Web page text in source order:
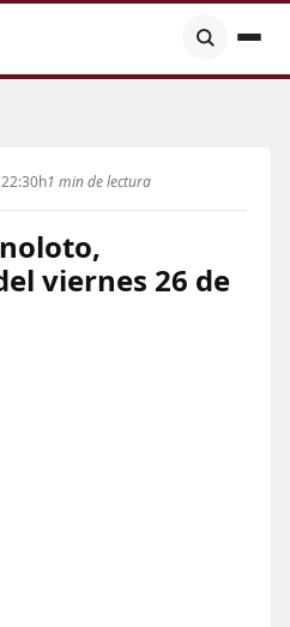
1 min de lectura
viernes 26 de